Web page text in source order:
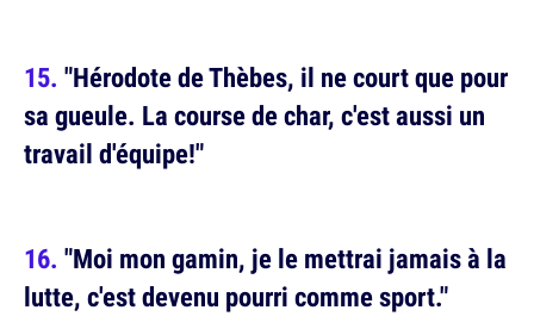
"Hérodote de Thèbes, il ne court que pour
sa gueule. La course de char, c'est aussi un
travail d'équipe!"
"Moi mon gamin, je le mettrai jamais à la
lutte, c'est devenu pourri comme sport."